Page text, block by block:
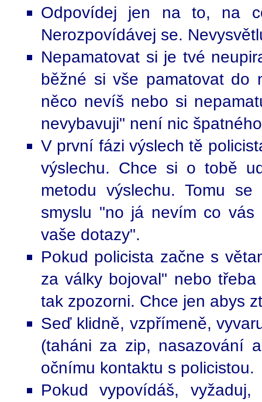
Odpovídej jen na to, na
Nerozpovídávej se.
Nepamatovat si je tvé
běžné si vše pamatovat do
něco nevíš nebo si
nevybavuji" není nic
V první fázi výslech tě
výslechu. Chce si o tobě
metodu výslechu. Tomu
smyslu "no já nevím co
vaše dotazy".
Pokud policista začne s
za války bojoval" nebo
tak zpozorni. Chce jen abys
Seď klidně, vzpřímeně,
(taháni za zip, nasazování
očnímu kontaktu s policistou.
Pokud vypovídáš,